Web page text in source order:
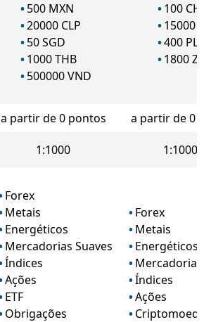
500 MXN
20000 CLP
50 SGD
1000 THB
500000 VND
100 CHF
15000
400 PLN
1800
a partir de 0 pontos
a partir de 0
1:1000 1:10000
Forex
Metais
Energéticos
Mercadorias Suaves
Índices
Ações
ETF
Obrigações
Forex
Metais
Energéticos
Mercadorias
Índices
Ações
Criptomoeda